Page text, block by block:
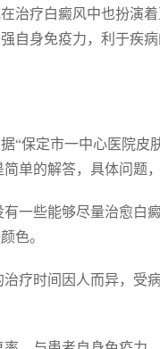
治疗白癜风中也扮演
自身免疫力，利于疾
“保定市一中心医院皮
单的解答，具体问题
一些能够尽量治愈白
色。
疗时间因人而异，受